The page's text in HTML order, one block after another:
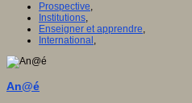
Prospective,
Institutions,
Enseigner et apprendre,
International ,
An@é